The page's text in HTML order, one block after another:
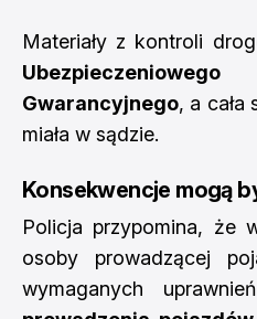
Materiały z kontroli
Gwarancyjnego, a cała
miała w sądzie.
Konsekwencje mogą
Policja przypomina, że
osoby prowadzącej
wymaganych